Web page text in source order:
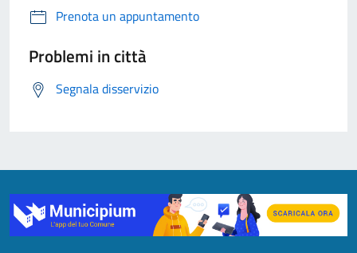
Prenota un appuntamento
Problemi in città
Segnala disservizio